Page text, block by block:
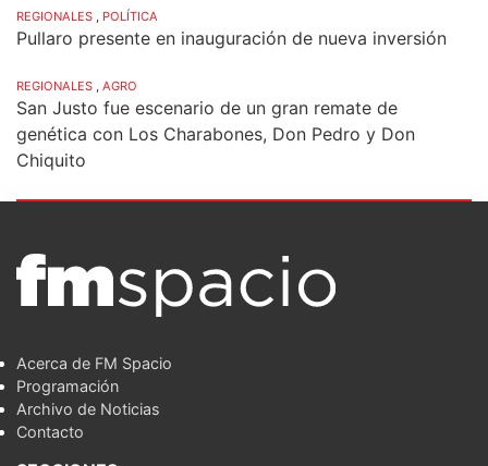
REGIONALES , POLÍTICA
Pullaro presente en inauguración de nueva inversión
REGIONALES , AGRO
San Justo fue escenario de un gran remate de
genética con Los Charabones, Don Pedro y Don
Chiquito
Acerca de FM Spacio
Programación
Archivo de Noticias
Contacto